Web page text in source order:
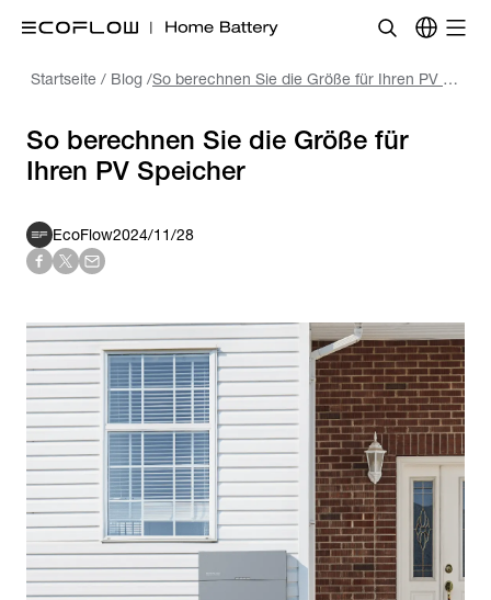
Startseite / Blog / So berechnen Sie die Größe für Ihren PV Speicher
So berechnen Sie die Größe für
Ihren PV Speicher
EcoFlow2024/11/28